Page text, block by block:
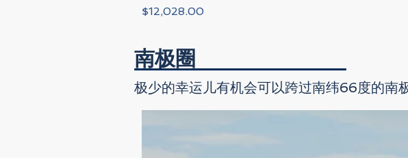
Price
$12,028.00
南极圈
极少的幸运儿有机会可以跨过南纬66度的南